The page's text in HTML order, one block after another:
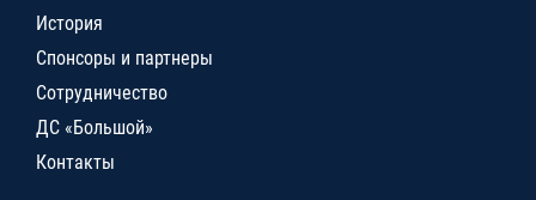
История
Спонсоры и партнеры
Сотрудничество
ДС «Большой»
Контакты